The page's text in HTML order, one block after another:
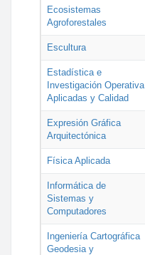
Ecosistemas
Agroforestales
Escultura
Estadística e
Investigación Operativa
Aplicadas y Calidad
Expresión Gráfica
Arquitectónica
Física Aplicada
Informática de
Sistemas y
Computadores
Ingeniería Cartográfica
Geodesia y